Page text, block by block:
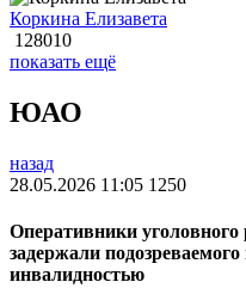
Коркина Елизавета
128010
показать ещё
ЮАО
назад
28.05.2026 11:05 1250
Оперативники
задержали
инвалидностью